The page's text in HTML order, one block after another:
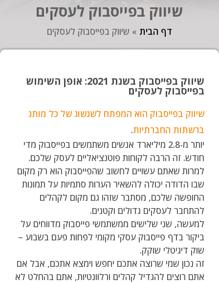
שיווק בפייסבוק לעסקים
דף הבית » שיווק בפייסבוק לעסקים
שיווק בפייסבוק בשנת 2021: אופן השימוש
בפייסבוק לעסקים
שיווק בפייסבוק הוא המפתח לשגשוג של כל מותג
ברשתות החברתיות.
יותר מ-2.8 מיליארד אנשים משתמשים בפייסבוק מדי
חודש. זה הרבה לקוחות פוטנציאליים לעסק שלכם.
למרות שאתם עשויים לחשוב שהפייסבוק הוא רק מקום
שבו הדודה יכולה להשאיר הערות סתמיות על תמונות
החופשה שלכם, מסתבר שזהו גם מקום לקהלים
להתחבר לעסקים גדולים וקטנים.
למעשה, שני שלישים ממשתמשי פייסבוק מדווחים על
ביקור בדף פייסבוק עסקי מקומי לפחות פעם בשבוע –
שוק דיגיטלי שוקק.
זה נכון שמי שרוצה אתכם יחפש וימצא אתכם, אבל אם
אתם רוצים להגדיל קהלים ורלוונטיות, אתם בהחלט לא